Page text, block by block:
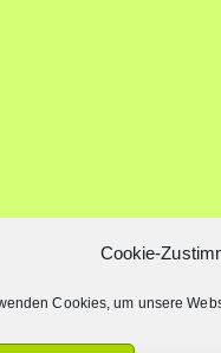
Cookie-
Cookies, um unsere